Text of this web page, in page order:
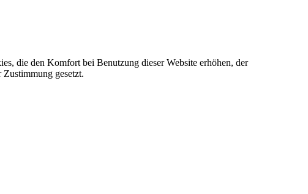
die den Komfort bei Benutzung dieser Website erhöhen, der
gesetzt.